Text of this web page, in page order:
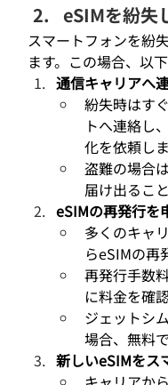
eSIMを紛失
スマートフォンを紛
ます。この場合、以
通信キャリアへ
紛失時はす
トへ連絡し
化を依頼し
盗難の場合
届け出るこ
eSIMの再発行を
多くのキャ
らeSIMの再
再発行手数
に料金を確
ジェットシ
場合、無料
新しいeSIMをス